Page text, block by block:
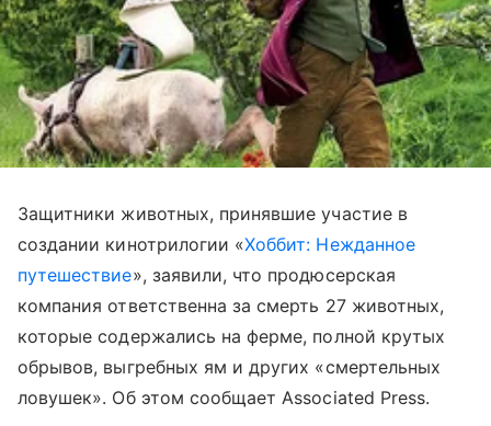
Защитники животных, принявшие участие в
создании кинотрилогии «Хоббит: Нежданное
путешествие», заявили, что продюсерская
компания ответственна за смерть 27 животных,
которые содержались на ферме, полной крутых
обрывов, выгребных ям и других «смертельных
ловушек». Об этом сообщает Associated Press.